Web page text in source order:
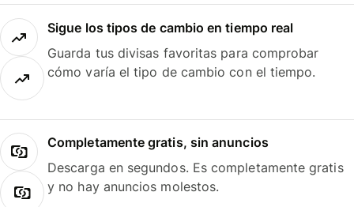
Sigue los tipos de cambio en tiempo real
Guarda tus divisas favoritas para comprobar
cómo varía el tipo de cambio con el tiempo.
Completamente gratis, sin anuncios
Descarga en segundos. Es completamente gratis
y no hay anuncios molestos.